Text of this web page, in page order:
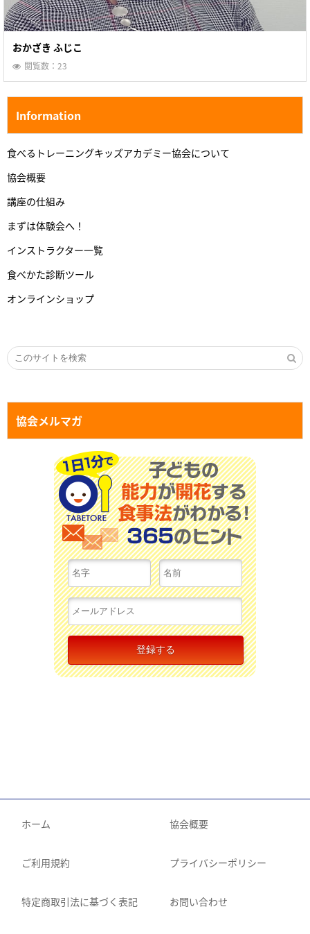
おかざき ふじこ
閲覧数：23
Information
食べるトレーニングキッズアカデミー協会について
協会概要
講座の仕組み
まずは体験会へ！
インストラクター一覧
食べかた診断ツール
オンラインショップ
協会メルマガ
ホーム 協会概要
ご利用規約 プライバシーポリシー
特定商取引法に基づく表記 お問い合わせ